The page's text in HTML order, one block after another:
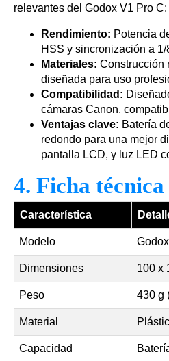
relevantes del Godox V1 Pro C:
Rendimiento: Potencia
HSS y sincronización a
Materiales: Construcción
diseñada para uso
Compatibilidad:
cámaras Canon,
Ventajas clave: Batería
redondo para una mejor
pantalla LCD, y luz LED
4. Ficha
Característica
Modelo
Dimensiones 100 x
Peso 430 g
Material
Capacidad